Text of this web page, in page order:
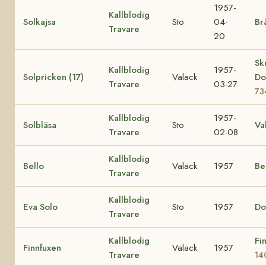
Solkajsa
Kallblodig
Travare
Sto
1957-
04-
20
Solpricken (17)
Kallblodig
Travare
Valack
1957-
03-27
Solbläsa
Kallblodig
Travare
Sto
1957-
02-08
Bello
Kallblodig
Travare
Valack 1957
Eva Solo
Kallblodig
Travare
Sto 1957
Finnfuxen
Kallblodig
Travare
Valack 1957